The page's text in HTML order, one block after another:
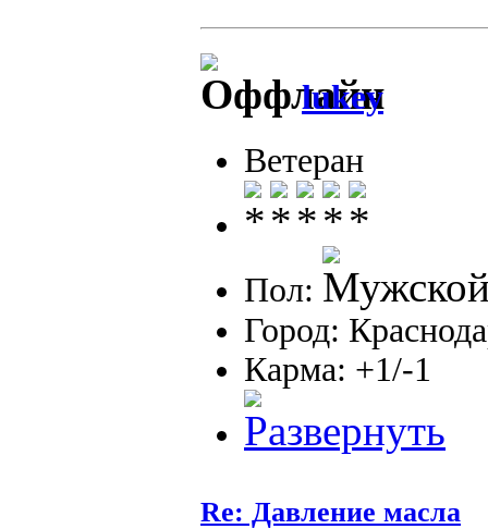
lukey
Ветеран
Пол:
Город:
Карма: +1/-1
Re: Давление масла